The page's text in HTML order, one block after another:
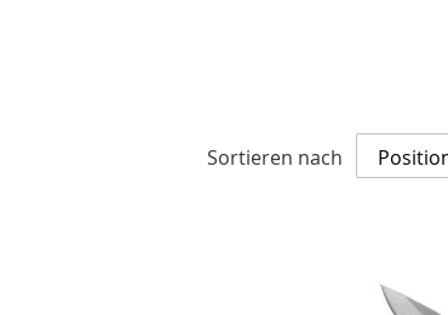
Sortieren nach